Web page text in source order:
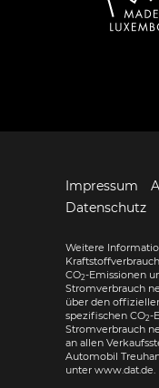
Impressum
Datenschutz
Weitere
CO2-Emissionen
Stromverbrauch
über den
spezifischen CO2-
Stromverbrauch
an allen
Automobil
unter www.dat.de.